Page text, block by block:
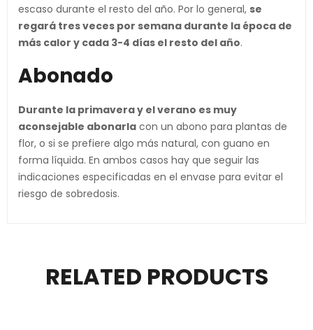
escaso durante el resto del año. Por lo general, se
regará tres veces por semana durante la época de
más calor y cada 3-4 días el resto del año.
Abonado
Durante la primavera y el verano es muy
aconsejable abonarla con un abono para plantas de
flor, o si se prefiere algo más natural, con guano en
forma líquida. En ambos casos hay que seguir las
indicaciones especificadas en el envase para evitar el
riesgo de sobredosis.
RELATED PRODUCTS